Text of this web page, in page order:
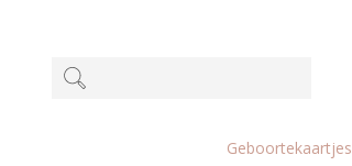
Geboortekaartjes